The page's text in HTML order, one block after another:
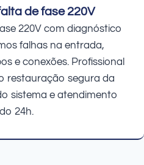
de fase 220V
220V com diagnóstico
falhas na entrada,
e conexões. Profissional
restauração segura da
sistema e atendimento
24h.